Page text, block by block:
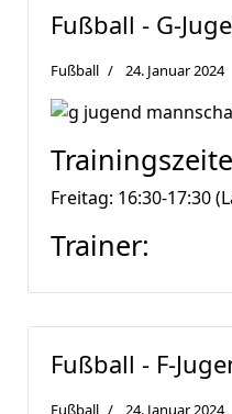
Fußball - G-
Fußball 24. Januar 2024
Freitag: 16:30-17:30
Trainer:
Fußball - F-
Fußball 24. Januar 2024